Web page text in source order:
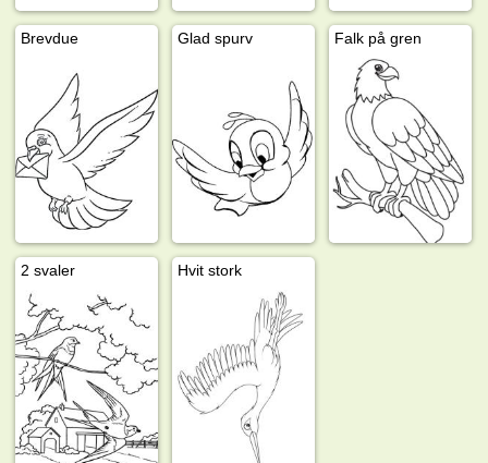
Brevdue Glad spurv Falk på gren
2 svaler Hvit stork